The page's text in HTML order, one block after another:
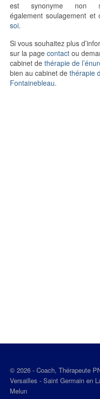
est synonyme non
également soulagement
soi.
Si vous souhaitez plus
sur la page contact ou
cabinet de thérapie de
bien au cabinet de thérapie
Fontainebleau.
© 2026 - Coach, Thérapeute
Versailles - Saint Germain en
Melun